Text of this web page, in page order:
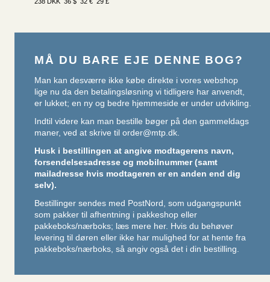
MÅ DU BARE EJE DENNE BOG?
Man kan desværre ikke købe direkte i vores webshop
lige nu da den betalingsløsning vi tidligere har anvendt,
er lukket; en ny og bedre hjemmeside er under udvikling.
Indtil videre kan man bestille bøger på den gammeldags
maner, ved at skrive til order@mtp.dk.
Husk i bestillingen at angive modtagerens navn,
forsendelsesadresse og mobilnummer (samt
mailadresse hvis modtageren er en anden end dig
selv).
Bestillinger sendes med PostNord, som udgangspunkt
som pakker til afhentning i pakkeshop eller
pakkeboks/nærboks; læs mere her. Hvis du behøver
levering til døren eller ikke har mulighed for at hente fra
pakkeboks/nærboks, så angiv også det i din bestilling.